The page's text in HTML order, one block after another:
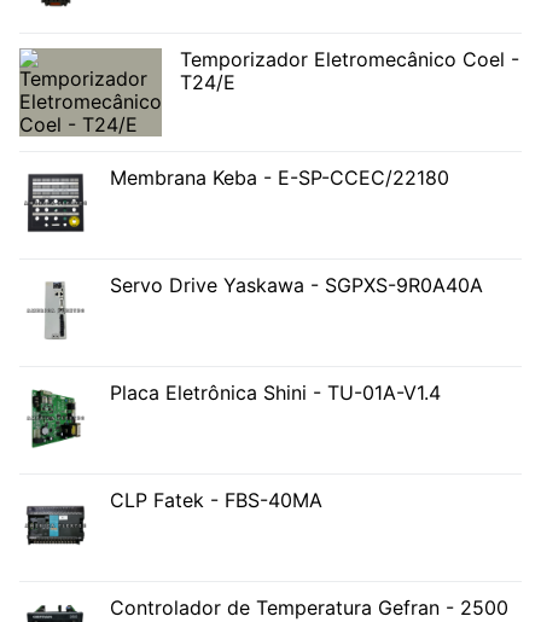
Temporizador Eletromecânico Coel -
T24/E
Membrana Keba - E-SP-CCEC/22180
Servo Drive Yaskawa - SGPXS-9R0A40A
Placa Eletrônica Shini - TU-01A-V1.4
CLP Fatek - FBS-40MA
Controlador de Temperatura Gefran - 2500